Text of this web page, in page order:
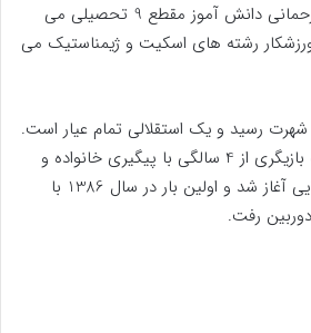
تهران، بازیگر است. مانی رحمانی دانش آموز مقطع 9 تحصیلی می
ورزشکار رشته های اسکیت و ژیمناستیک می
شهرت رسید و یک استقلالی تمام عیار است.
مانی رحمانی علاقه اش به بازیگری از 4 سالگی با پیگیری خانواده و
رفت و آمد به دفاتر سینمایی آغاز شد و اولین بار در سال 1386 با
رفت.